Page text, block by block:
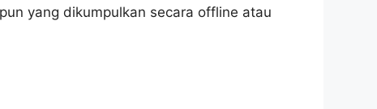
yang dikumpulkan secara offline atau